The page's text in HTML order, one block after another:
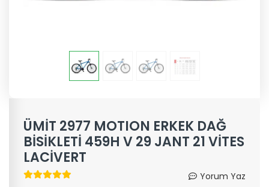
ÜMİT 2977 MOTION ERKEK DAĞ
BİSİKLETİ 459H V 29 JANT 21 VİTES
LACİVERT
Yorum Yaz